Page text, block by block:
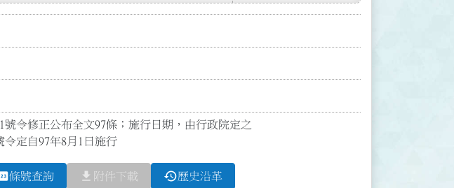
號令修正公布全文97條；施行日期，由行政院定之
令定自97年8月1日施行
條號查詢 file_download 附件下載 history歷史沿革